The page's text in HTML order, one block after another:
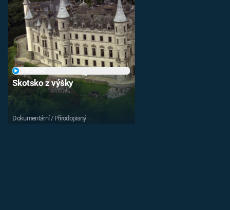
Skotsko z výšky
Dokumentární / Přírodopisný